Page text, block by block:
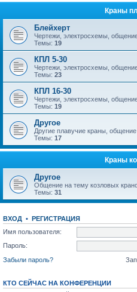
Краны
Блейхерт
Чертежи, электросхемы,
Темы: 19
КПЛ 5-30
Чертежи, электросхемы,
Темы: 23
КПЛ 16-30
Чертежи, электросхемы,
Темы: 19
Другое
Другие плавучие краны,
Темы: 17
Краны
Другое
Общение на тему козловых
Темы: 31
ВХОД • РЕГИСТРАЦИЯ
Имя пользователя:
Пароль:
Забыли пароль?
КТО СЕЙЧАС НА КОНФЕРЕНЦИИ